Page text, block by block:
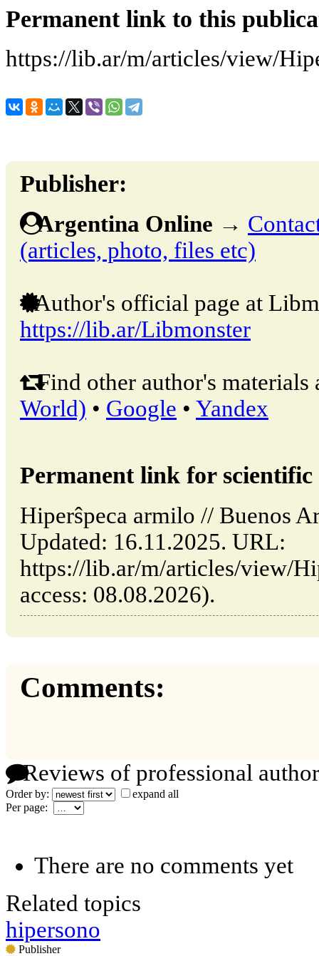
Permanent link to this
https://lib.ar/m/articles/view/
Publisher:
Argentina Online →
(articles, photo, files etc)
Author's official page at
https://lib.ar/Libmonster
Find other author's materials
World) • Google • Yandex
Permanent link for
Hiperŝpeca armilo // Buenos
Updated: 16.11.2025. URL:
https://lib.ar/m/articles/view/
access: 08.08.2026).
Comments:
Reviews of professional
Order by:
expand all
Per page:
There are no comments yet
Related topics
hipersono
Publisher